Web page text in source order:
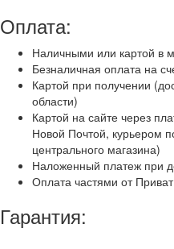
Оплата:
Наличными или картой в
Безналичная оплата на
Картой при получении
области)
Картой на сайте через
Новой Почтой, курьером
центрального магазина)
Наложенный платеж при
Оплата частями от
Гарантия: